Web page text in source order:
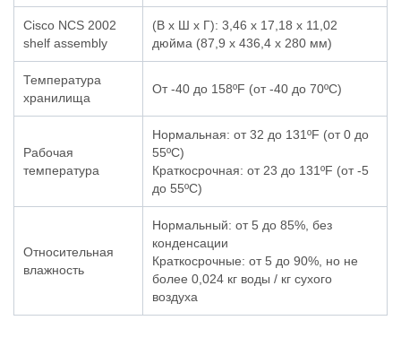
Cisco NCS 2002
shelf assembly
(В x Ш x Г): 3,46 х 17,18 х 11,02
дюйма (87,9 х 436,4 х 280 мм)
Температура
хранилища
От -40 до 158ºF (от -40 до 70ºC)
Рабочая
температура
Нормальная: от 32 до 131ºF (от 0 до
55ºC)
Краткосрочная: от 23 до 131ºF (от -5
до 55ºC)
Относительная
влажность
Нормальный: от 5 до 85%, без
конденсации
Краткосрочные: от 5 до 90%, но не
более 0,024 кг воды / кг сухого
воздуха